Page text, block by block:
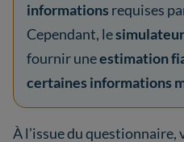
informations requises
Cependant, lesimulateur
fournir uneestimation
certaines informations
À l’issue du